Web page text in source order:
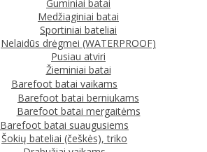
Guminiai batai
Medžiaginiai batai
Sportiniai bateliai
Nelaidūs drėgmei (WATERPROOF)
Pusiau atviri
Žieminiai batai
Barefoot batai vaikams
Barefoot batai berniukams
Barefoot batai mergaitėms
Barefoot batai suaugusiems
Šokių bateliai (češkės), triko